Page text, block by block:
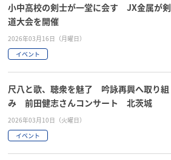
小中高校の剣士が一堂に会す JX金属が剣
道大会を開催
2026年03月16日（月曜日）
イベント
尺八と歌、聴衆を魅了 吟詠再興へ取り組
み 前田健志さんコンサート 北茨城
2026年03月10日（火曜日）
イベント